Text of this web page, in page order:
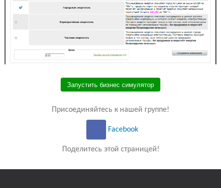
Запустить бизнес симулятор
Присоединяйтесь к нашей группе!
Facebook
Поделитесь этой страницей!